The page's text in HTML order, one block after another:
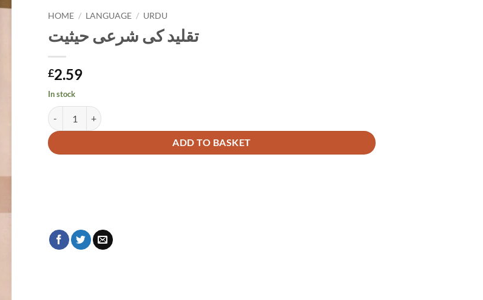
HOME / LANGUAGE / URDU
تقلید کی شرعی حیثیت
£2.59
In stock
ADD TO BASKET
Alternative: